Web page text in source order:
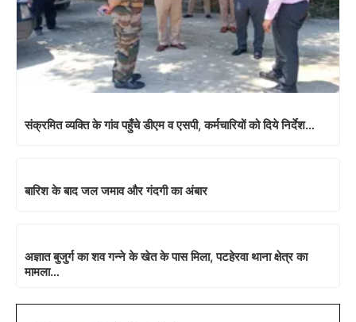
संक्रमित व्यक्ति के गांव पहुँचे डीएम व एसपी, कर्मचारियों को दिये निर्देश…
बारिश के बाद जल जमाव और गंदगी का अंबार
अज्ञात बुजुर्ग का शव गन्ने के खेत के पास मिला, पटहेरवा थाना क्षेत्र का
मामला…